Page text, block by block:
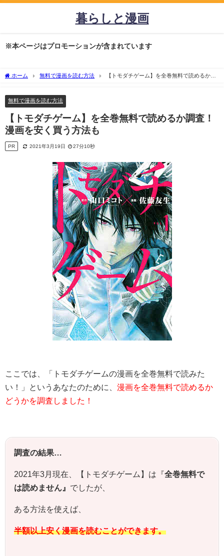
暮らしと漫画
※本ページはプロモーションが含まれています
ホーム 無料で漫画を読む方法
【トモダチゲーム】を全巻無料で読めるか調
無料で漫画を読む方法
【トモダチゲーム】を全巻無料で読めるか調査！
漫画を安く買う方法も
PR 2021年3月19日 27分10秒
ここでは、「トモダチゲームの漫画を全巻無料で読みた
い！」というあなたのために、 漫画を全巻無料で読めるか
どうかを調査しました！
調査の結果…
2021年3月現在、【トモダチゲーム】は『全巻無料で
は読めません』 でしたが、
ある方法を使えば、
半額以上安く漫画を読むことができます。